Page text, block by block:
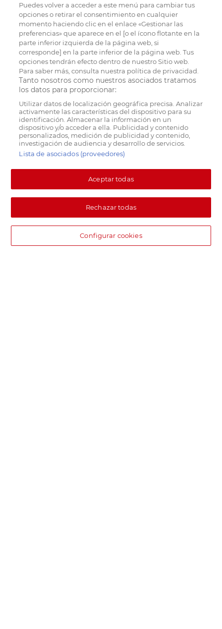
Puedes volver a acceder a este menú para cambiar tus
opciones o retirar el consentimiento en cualquier
momento haciendo clic en el enlace «Gestionar las
preferencias» que aparece en el [o el ícono flotante en la
parte inferior izquierda de la página web, si
corresponde] en la parte inferior de la página web. Tus
opciones tendrán efecto dentro de nuestro Sitio web.
Para saber más, consulta nuestra política de privacidad.
Tanto nosotros como nuestros asociados tratamos
los datos para proporcionar:
Utilizar datos de localización geográfica precisa. Analizar
activamente las características del dispositivo para su
identificación. Almacenar la información en un
dispositivo y/o acceder a ella. Publicidad y contenido
personalizados, medición de publicidad y contenido,
investigación de audiencia y desarrollo de servicios.
Lista de asociados (proveedores)
Aceptar todas
Rechazar todas
Configurar cookies